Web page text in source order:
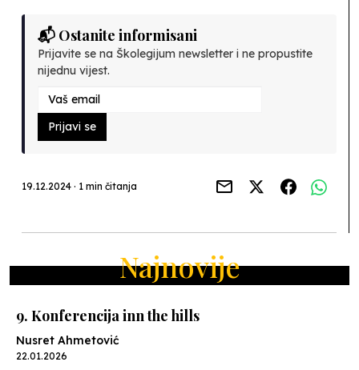
📬 Ostanite informisani
Prijavite se na Školegijum newsletter i ne propustite
nijednu vijest.
Prijavi se
19.12.2024 · 1 min čitanja
Najnovije
9. Konferencija inn the hills
Nusret Ahmetović
22.01.2026